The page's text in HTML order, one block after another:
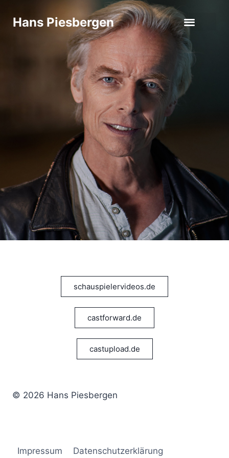
Hans Piesbergen
schauspielervideos.de
castforward.de
castupload.de
© 2026 Hans Piesbergen
Impressum Datenschutzerklärung